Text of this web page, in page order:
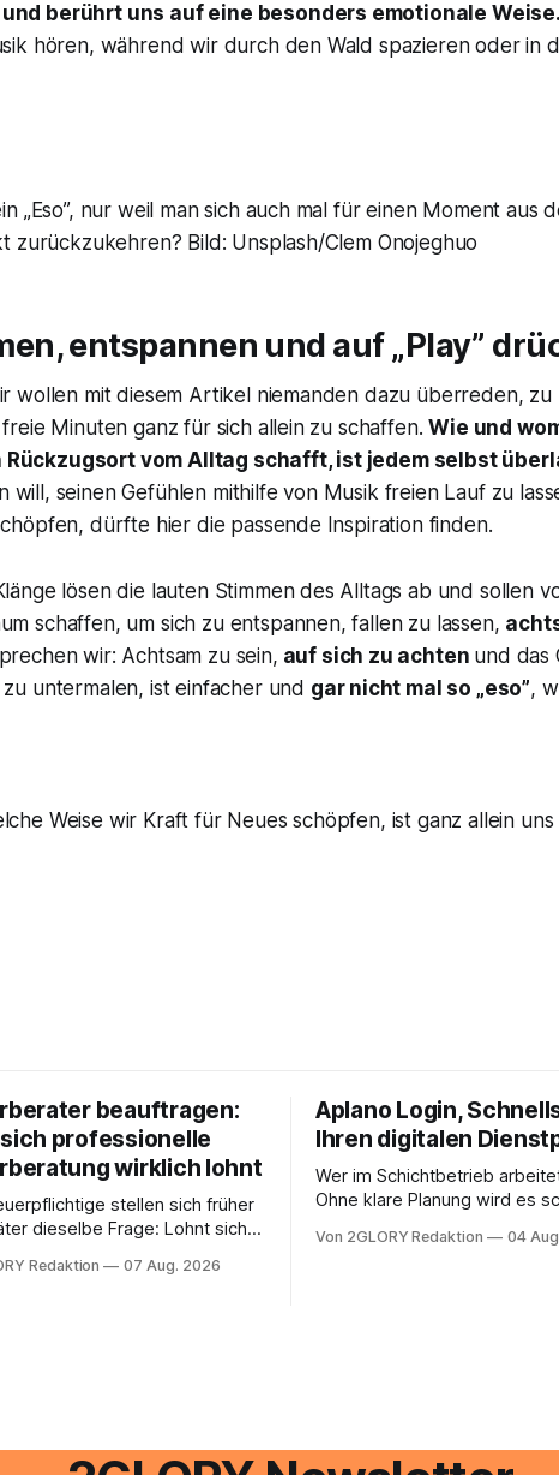
berührt uns auf eine besonders emotionale Weise.
hören, während wir durch den Wald spazieren oder in
„Eso”, nur weil man sich auch mal für einen Moment
zurückzukehren? Bild: Unsplash/Clem Onojeghuo
entspannen und auf „Play”
wollen mit diesem Artikel niemanden dazu überreden,
Minuten ganz für sich allein zu schaffen.Wie und
Rückzugsort vom Alltag schafft, ist jedem selbst
will, seinen Gefühlen mithilfe von Musik freien Lauf zu
dürfte hier die passende Inspiration finden.
lösen die lauten Stimmen des Alltags ab und sollen
schaffen, um sich zu entspannen, fallen zu lassen,
wir: Achtsam zu sein, auf sich zu achten und das
untermalen, ist einfacher und gar nicht mal so „eso”,
Weise wir Kraft für Neues schöpfen, ist ganz allein
beauftragen:
professionelle
wirklich lohnt
stellen sich früher
dieselbe Frage: Lohnt sich
auch in
professionelle Unterstützung
Redaktion 07 Aug. 2026
Aplano Login,
Ihren digitalen
Wer im Schichtbetrieb
Ohne klare Planung wird es
zentraler Zugangspunkt, um
Von 2GLORY Redaktion 04